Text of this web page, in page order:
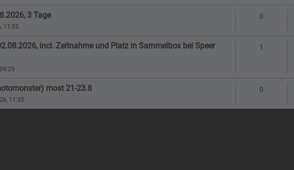
3 Tage
11:55
0
incl. Zeitnahme und Platz in Sammelbox bei Speer
1
most 21-23.8
11:35
0